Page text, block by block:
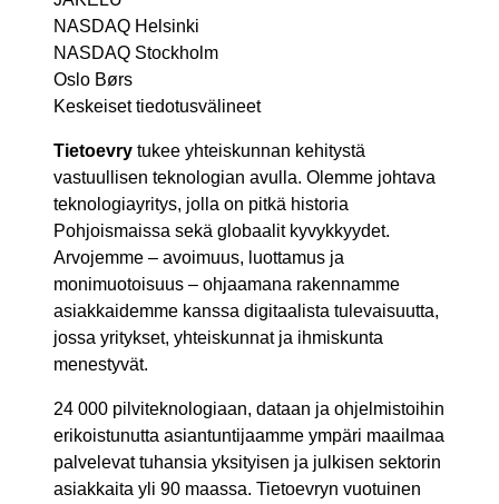
NASDAQ Helsinki
NASDAQ Stockholm
Oslo Børs
Keskeiset tiedotusvälineet
Tietoevry tukee yhteiskunnan kehitystä
vastuullisen teknologian avulla. Olemme johtava
teknologiayritys, jolla on pitkä historia
Pohjoismaissa sekä globaalit kyvykkyydet.
Arvojemme – avoimuus, luottamus ja
monimuotoisuus – ohjaamana rakennamme
asiakkaidemme kanssa digitaalista tulevaisuutta,
jossa yritykset, yhteiskunnat ja ihmiskunta
menestyvät.
24 000 pilviteknologiaan, dataan ja ohjelmistoihin
erikoistunutta asiantuntijaamme ympäri maailmaa
palvelevat tuhansia yksityisen ja julkisen sektorin
asiakkaita yli 90 maassa. Tietoevryn vuotuinen